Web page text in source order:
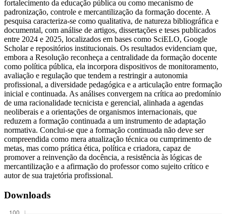
fortalecimento da educação pública ou como mecanismo de
padronização, controle e mercantilização da formação docente. A
pesquisa caracteriza-se como qualitativa, de natureza bibliográfica e
documental, com análise de artigos, dissertações e teses publicados
entre 2024 e 2025, localizados em bases como SciELO, Google
Scholar e repositórios institucionais. Os resultados evidenciam que,
embora a Resolução reconheça a centralidade da formação docente
como política pública, ela incorpora dispositivos de monitoramento,
avaliação e regulação que tendem a restringir a autonomia
profissional, a diversidade pedagógica e a articulação entre formação
inicial e continuada. As análises convergem na crítica ao predomínio
de uma racionalidade tecnicista e gerencial, alinhada a agendas
neoliberais e a orientações de organismos internacionais, que
reduzem a formação continuada a um instrumento de adaptação
normativa. Conclui-se que a formação continuada não deve ser
compreendida como mera atualização técnica ou cumprimento de
metas, mas como prática ética, política e criadora, capaz de
promover a reinvenção da docência, a resistência às lógicas de
mercantilização e a afirmação do professor como sujeito crítico e
autor de sua trajetória profissional.
Downloads